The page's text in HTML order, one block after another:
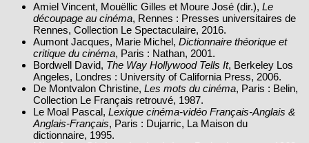
Amiel Vincent, Mouëllic Gilles et Moure José (dir.), Le
découpage au cinéma, Rennes : Presses universitaires de
Rennes, Collection Le Spectaculaire, 2016.
Aumont Jacques, Marie Michel, Dictionnaire théorique et
critique du cinéma, Paris : Nathan, 2001.
Bordwell David, The Way Hollywood Tells It, Berkeley Los
Angeles, Londres : University of California Press, 2006.
De Montvalon Christine, Les mots du cinéma, Paris : Belin,
Collection Le Français retrouvé, 1987.
Le Moal Pascal, Lexique cinéma-vidéo Français-Anglais &
Anglais-Français, Paris : Dujarric, La Maison du
dictionnaire, 1995.